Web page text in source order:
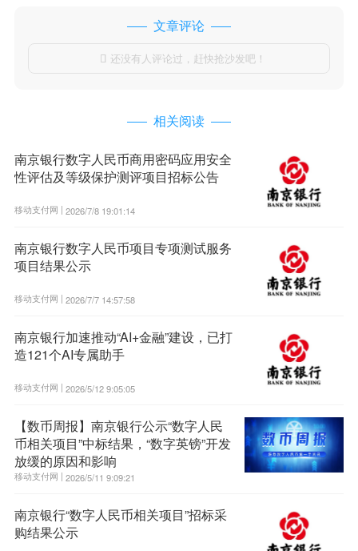
文章评论
 还没有人评论过，赶快抢沙发吧！
相关阅读
南京银行数字人民币商用密码应用安全
性评估及等级保护测评项目招标公告
移动支付网 | 2026/7/8 19:01:14
南京银行数字人民币项目专项测试服务
项目结果公示
移动支付网 | 2026/7/7 14:57:58
南京银行加速推动“AI+金融”建设，已打
造121个AI专属助手
移动支付网 | 2026/5/12 9:05:05
【数币周报】南京银行公示“数字人民
币相关项目”中标结果，“数字英镑”开发
放缓的原因和影响
移动支付网 | 2026/5/11 9:09:21
南京银行“数字人民币相关项目”招标采
购结果公示